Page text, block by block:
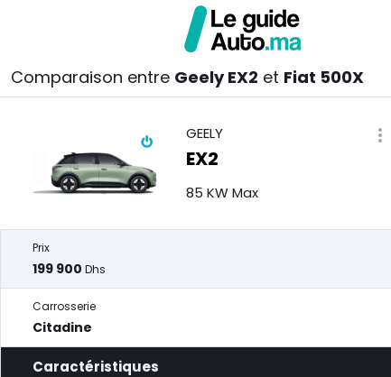
Comparaison entre Geely EX2 et Fiat 500X
GEELY
EX2
85 KW Max
Prix
199 900 Dhs
Carrosserie
Citadine
Caractéristiques